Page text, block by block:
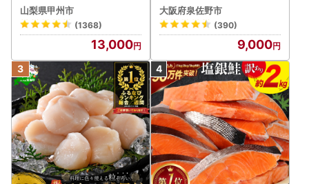
カット 約1.3kg 2～3房【2
026年発送】（MG）B12-
472 FN-Limited-VO シャ
インマスカット フルーツ
山梨県甲州市
(1368)
13,000
大阪府泉佐野市
(390)
9,000